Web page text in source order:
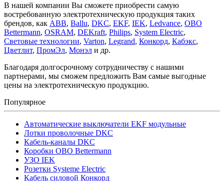
В нашей компании Вы сможете приобрести самую
востребованную электротехническую продукция таких
брендов, как ABB, Ballu, DKC, EKF, IEK, Ledvance, OBO
Bettermann, OSRAM, DEKraft, Philips, System Electric,
Световые технологии, Varton, Legrand, Конкорд, Кабэкс,
Цветлит, ПромЭл, Монэл и др.
Благодаря долгосрочному сотрудничеству с нашими
партнерами, мы сможем предложить Вам самые выгодные
цены на электротехническую продукцию.
Популярное
Автоматические выключатели EKF модульные
Лотки проволочные DKC
Кабель-каналы DKC
Коробки OBO Bettermann
УЗО IEK
Розетки Systeme Electric
Кабель силовой Конкорд